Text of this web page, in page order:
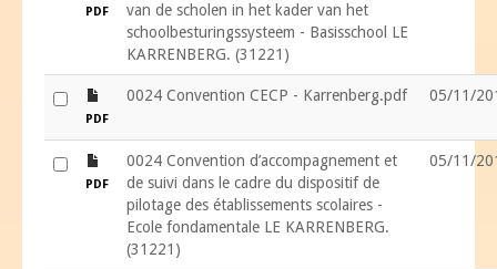
PDF
van de scholen in het kader van het
schoolbesturingssysteem - Basisschool LE
KARRENBERG. (31221)
PDF
0024 Convention CECP - Karrenberg.pdf 05/11/
PDF
0024 Convention d’accompagnement et
de suivi dans le cadre du dispositif de
pilotage des établissements scolaires -
Ecole fondamentale LE KARRENBERG.
(31221)
05/11/